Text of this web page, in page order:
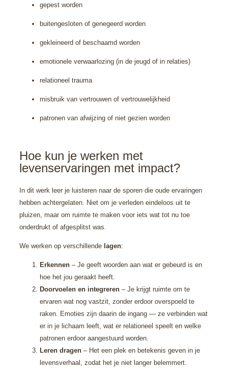
gepest worden
buitengesloten of genegeerd worden
gekleineerd of beschaamd worden
emotionele verwaarlozing (in de jeugd of in relaties)
relationeel trauma
misbruik van vertrouwen of vertrouwelijkheid
patronen van afwijzing of niet gezien worden
Hoe kun je werken met
levenservaringen met impact?
In dit werk leer je luisteren naar de sporen die oude ervaringen
hebben achtergelaten. Niet om je verleden eindeloos uit te
pluizen, maar om ruimte te maken voor iets wat tot nu toe
onderdrukt of afgesplitst was.
We werken op verschillende lagen:
Erkennen – Je geeft woorden aan wat er gebeurd is en
hoe het jou geraakt heeft.
Doorvoelen en integreren – Je krijgt ruimte om te
ervaren wat nog vastzit, zonder erdoor overspoeld te
raken. Emoties zijn daarin de ingang — ze verbinden wat
er in je lichaam leeft, wat er relationeel speelt en welke
patronen erdoor aangestuurd worden.
Leren dragen – Het een plek en betekenis geven in je
levensverhaal, zodat het je niet langer belemmert.